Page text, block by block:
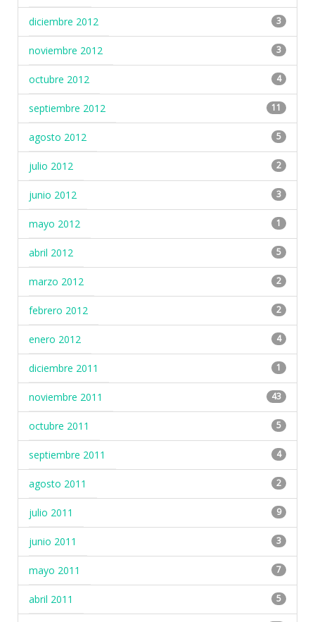
diciembre 2012 3
noviembre 2012 3
octubre 2012 4
septiembre 2012 11
agosto 2012 5
julio 2012 2
junio 2012 3
mayo 2012 1
abril 2012 5
marzo 2012 2
febrero 2012 2
enero 2012 4
diciembre 2011 1
noviembre 2011 43
octubre 2011 5
septiembre 2011 4
agosto 2011 2
julio 2011 9
junio 2011 3
mayo 2011 7
abril 2011 5